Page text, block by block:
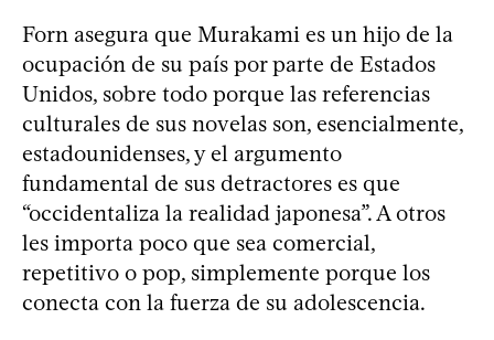
Forn asegura que Murakami es un hijo de la
ocupación de su país por parte de Estados
Unidos, sobre todo porque las referencias
culturales de sus novelas son, esencialmente,
estadounidenses, y el argumento
fundamental de sus detractores es que
“occidentaliza la realidad japonesa”. A otros
les importa poco que sea comercial,
repetitivo o pop, simplemente porque los
conecta con la fuerza de su adolescencia.